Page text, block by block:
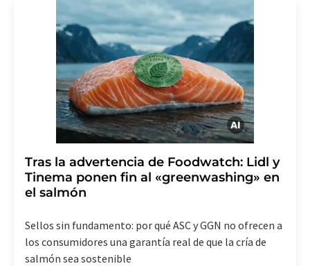
de indicar los motivos informando por correo postal a
LUMITOS AG, Ernst-Augustin-Str. 2, 12489 Berlín
(Alemania) o por correo electrónico a
revoke@lumitos.com. Además, en cada correo
electrónico se incluye un enlace para anular la
suscripción al boletín informativo correspondiente.
Tras la advertencia de Foodwatch: Lidl y
Tinema ponen fin al «greenwashing» en
el salmón
Sellos sin fundamento: por qué ASC y GGN no ofrecen a
los consumidores una garantía real de que la cría de
salmón sea sostenible